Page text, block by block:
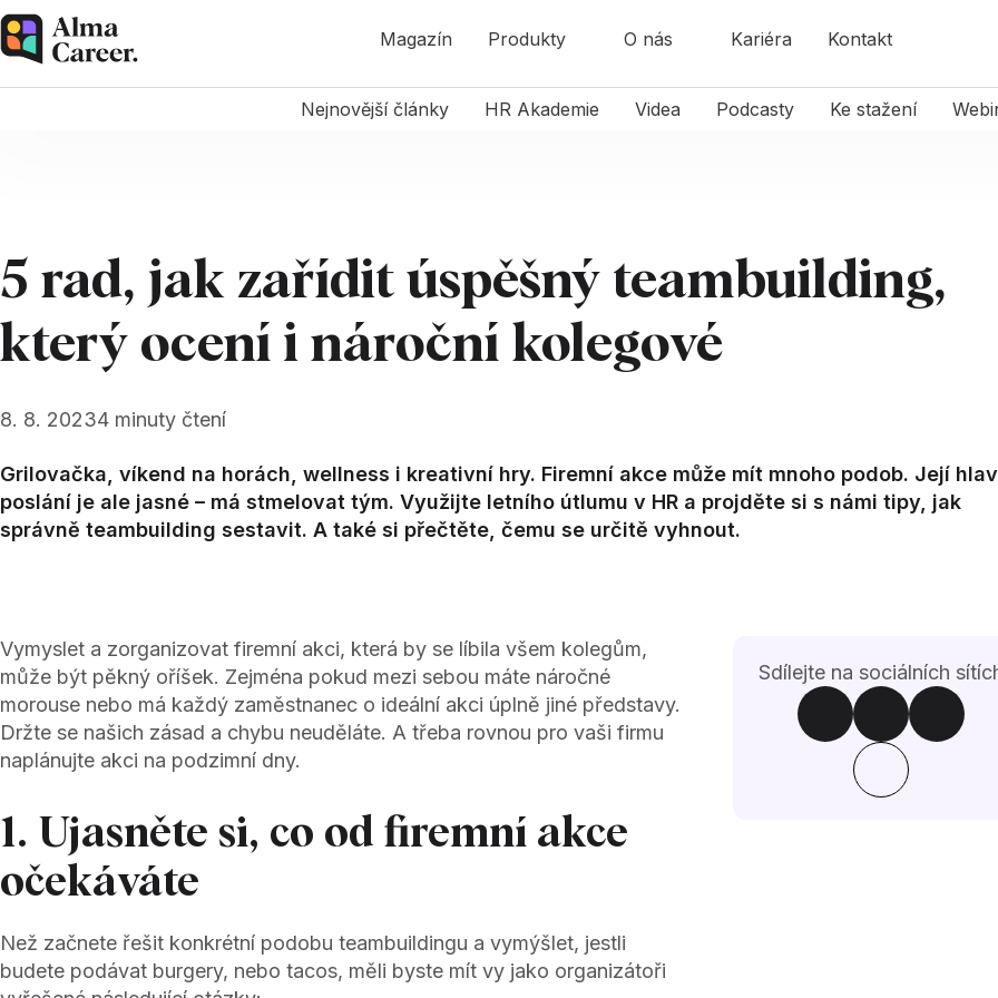
Magazín Produkty O nás Kariéra Kontakt
Nejnovější články HR Akademie Videa Podcasty Ke stažení
5 rad, jak zařídit úspěšný teambuilding,
který ocení i nároční kolegové
8. 8. 20234 minuty čtení
Grilovačka, víkend na horách, wellness i kreativní hry. Firemní akce může mít mnoho podob. Její
poslání je ale jasné –⁠ má stmelovat tým. Využijte letního útlumu v HR a projděte si s námi tipy, jak
správně teambuilding sestavit. A také si přečtěte, čemu se určitě vyhnout.
Vymyslet a zorganizovat firemní akci, která by se líbila všem kolegům,
může být pěkný oříšek. Zejména pokud mezi sebou máte náročné
morouse nebo má každý zaměstnanec o ideální akci úplně jiné představy.
Držte se našich zásad a chybu neuděláte. A třeba rovnou pro vaši firmu
naplánujte akci na podzimní dny.
1. Ujasněte si, co od firemní akce
očekáváte
Než začnete řešit konkrétní podobu teambuildingu a vymýšlet, jestli
budete podávat burgery, nebo tacos, měli byste mít vy jako organizátoři
Sdílejte na sociálních